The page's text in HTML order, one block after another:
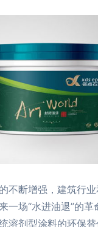
不断增强，建筑行
一场“水进油退”的革
溶剂型涂料的环保